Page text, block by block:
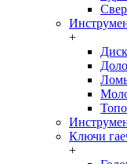
+
Ключи
+